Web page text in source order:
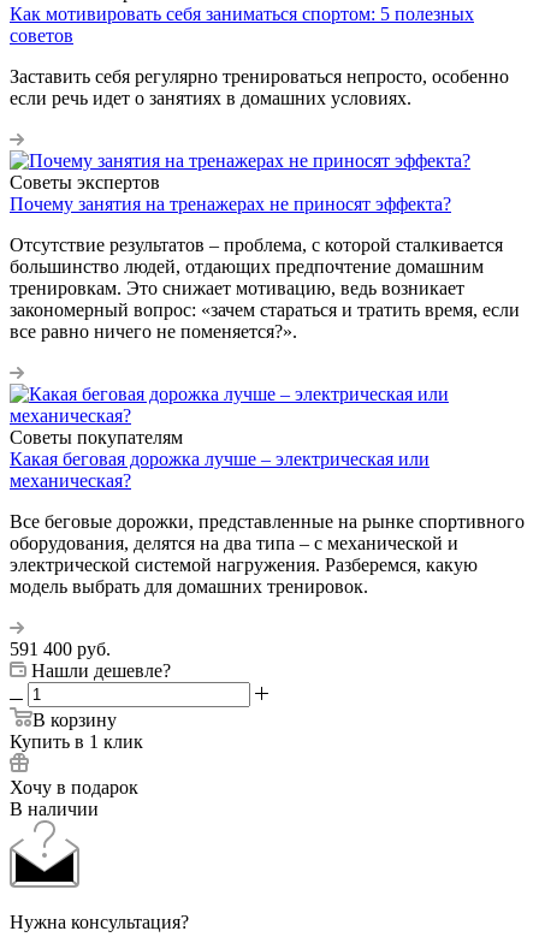
Как мотивировать себя заниматься спортом: 5 полезных
советов
Заставить себя регулярно тренироваться непросто, особенно
если речь идет о занятиях в домашних условиях.
Советы экспертов
Почему занятия на тренажерах не приносят эффекта?
Отсутствие результатов – проблема, с которой сталкивается
большинство людей, отдающих предпочтение домашним
тренировкам. Это снижает мотивацию, ведь возникает
закономерный вопрос: «зачем стараться и тратить время, если
все равно ничего не поменяется?».
Советы покупателям
Какая беговая дорожка лучше – электрическая или
механическая?
Все беговые дорожки, представленные на рынке спортивного
оборудования, делятся на два типа – с механической и
электрической системой нагружения. Разберемся, какую
модель выбрать для домашних тренировок.
591 400 руб.
Нашли дешевле?
В корзину
Купить в 1 клик
Хочу в подарок
В наличии
Нужна консультация?